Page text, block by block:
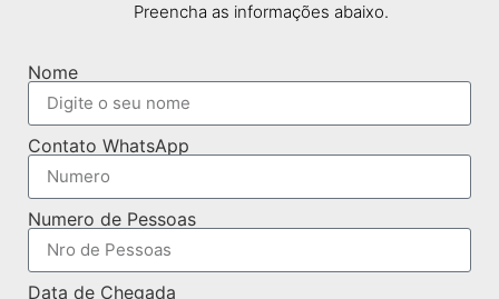
Preencha as informações abaixo.
Nome
Contato WhatsApp
Numero de Pessoas
Data de Chegada